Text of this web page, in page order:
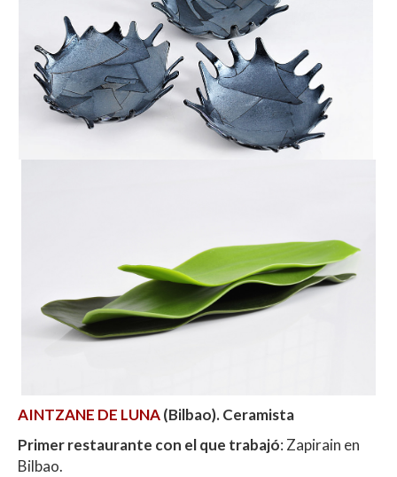
AINTZANE DE LUNA(Bilbao). Ceramista
Primer restaurante con el que trabajó: Zapirain en
Bilbao.